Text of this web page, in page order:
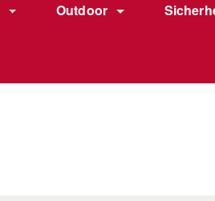
Outdoor